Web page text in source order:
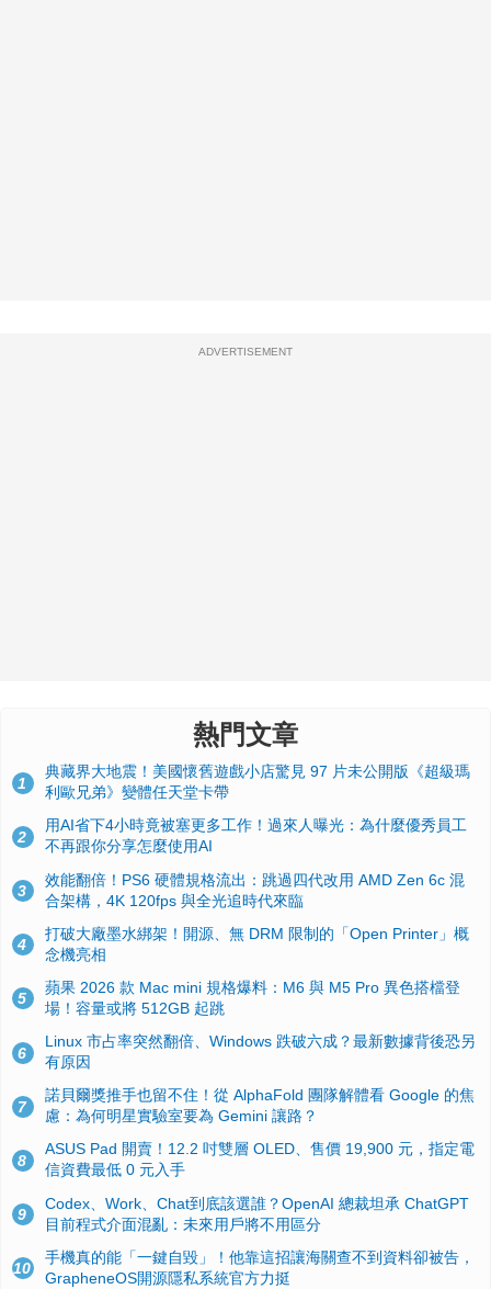
ADVERTISEMENT
熱門文章
1
典藏界大地震！美國懷舊遊戲小店驚見 97 片未公開版《超級瑪
利歐兄弟》變體任天堂卡帶
2
用AI省下4小時竟被塞更多工作！過來人曝光：為什麼優秀員工
不再跟你分享怎麼使用AI
3
效能翻倍！PS6 硬體規格流出：跳過四代改用 AMD Zen 6c 混
合架構，4K 120fps 與全光追時代來臨
4
打破大廠墨水綁架！開源、無 DRM 限制的「Open Printer」概
念機亮相
5
蘋果 2026 款 Mac mini 規格爆料：M6 與 M5 Pro 異色搭檔登
場！容量或將 512GB 起跳
6
Linux 市占率突然翻倍、Windows 跌破六成？最新數據背後恐另
有原因
7
諾貝爾獎推手也留不住！從 AlphaFold 團隊解體看 Google 的焦
慮：為何明星實驗室要為 Gemini 讓路？
8
ASUS Pad 開賣！12.2 吋雙層 OLED、售價 19,900 元，指定電
信資費最低 0 元入手
9
Codex、Work、Chat到底該選誰？OpenAI 總裁坦承 ChatGPT
目前程式介面混亂：未來用戶將不用區分
10
手機真的能「一鍵自毀」！他靠這招讓海關查不到資料卻被告，
GrapheneOS開源隱私系統官方力挺